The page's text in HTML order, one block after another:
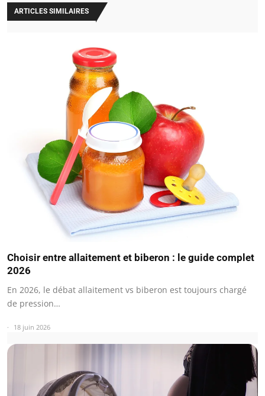
ARTICLES SIMILAIRES
Choisir entre allaitement et biberon : le guide complet
2026
En 2026, le débat allaitement vs biberon est toujours chargé
de pression…
18 juin 2026